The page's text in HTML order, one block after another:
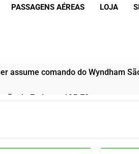
PASSAGENS AÉREAS LOJA
assume comando do Wyndham
do Embraer 195-E2
em dezembro
atrai novos investimentos e